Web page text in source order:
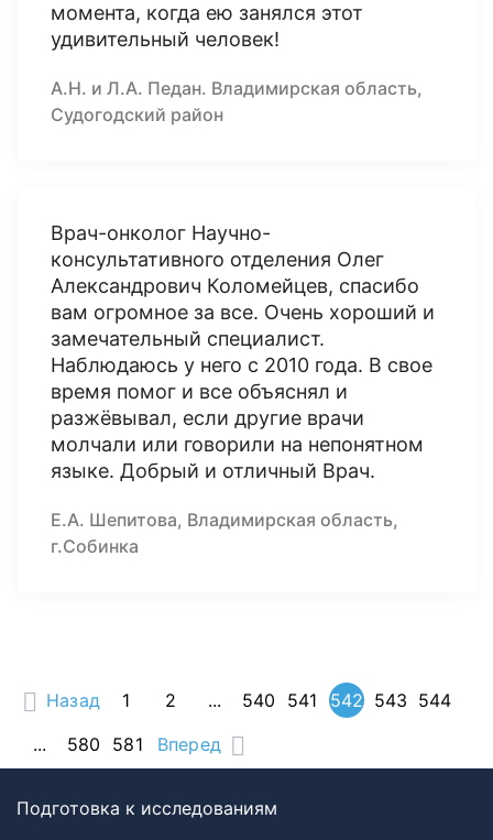
момента, когда ею занялся этот
удивительный человек!
А.Н. и Л.А. Педан. Владимирская область,
Судогодский район
Врач-онколог Научно-
консультативного отделения Олег
Александрович Коломейцев, спасибо
вам огромное за все. Очень хороший и
замечательный специалист.
Наблюдаюсь у него с 2010 года. В свое
время помог и все объяснял и
разжёвывал, если другие врачи
молчали или говорили на непонятном
языке. Добрый и отличный Врач.
Е.А. Шепитова, Владимирская область,
г.Собинка
Назад 1 2 ... 540 541 542 543 544
...
580 581 Вперед
Подготовка к исследованиям